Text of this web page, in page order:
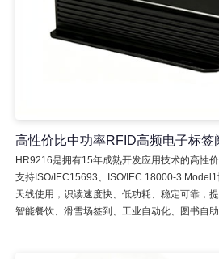
高性价比中功率RFID高频电子标签
HR9216是拥有15年成熟开发应用技术的高性
支持ISO/IEC15693、ISO/IEC 18000-3
天线使用，识读速度快、低功耗、稳定可靠，
智能餐饮、滑雪场签到、工业自动化、图书自